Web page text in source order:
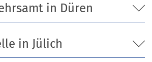
in Düren
in Jülich